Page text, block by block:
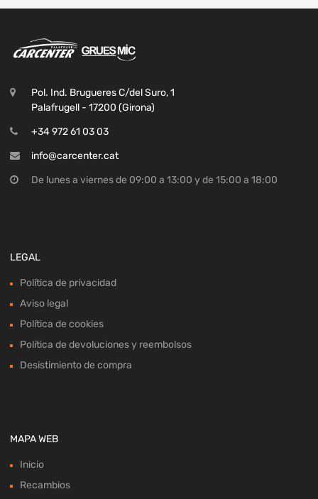
Pol. Ind. Brugueres C/del Suro, 1
Palafrugell - 17200 (Girona)
+34 972 61 03 03
info@carcenter.cat
De lunes a viernes de 09:00 a 13:00 y de 15:00 a 18:00
LEGAL
Política de privacidad
Aviso legal
Política de cookies
Política de devoluciones y reembolsos
Desistimiento de compra
MAPA WEB
Inicio
Recambios